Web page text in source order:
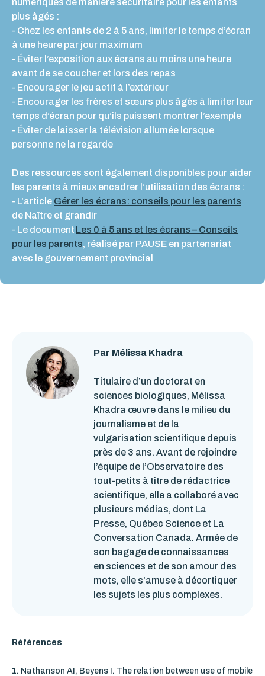
plus âgés :
- Chez les enfants de 2 à 5 ans, limiter le temps d’écran
à une heure par jour maximum
- Éviter l’exposition aux écrans au moins une heure
avant de se coucher et lors des repas
- Encourager le jeu actif à l’extérieur
- Encourager les frères et sœurs plus âgés à limiter leur
temps d’écran pour qu’ils puissent montrer l’exemple
- Éviter de laisser la télévision allumée lorsque
personne ne la regarde
Des ressources sont également disponibles pour aider
les parents à mieux encadrer l’utilisation des écrans :
- L’article Gérer les écrans: conseils pour les parents
de Naître et grandir
- Le document Les 0 à 5 ans et les écrans – Conseils
pour les parents, réalisé par PAUSE en partenariat
avec le gouvernement provincial
Par Mélissa Khadra
Titulaire d’un doctorat en
sciences biologiques, Mélissa
Khadra œuvre dans le milieu du
journalisme et de la
vulgarisation scientifique depuis
près de 3 ans. Avant de rejoindre
l’équipe de l’Observatoire des
tout-petits à titre de rédactrice
scientifique, elle a collaboré avec
plusieurs médias, dont La
Presse, Québec Science et La
Conversation Canada. Armée de
son bagage de connaissances
en sciences et de son amour des
mots, elle s’amuse à décortiquer
les sujets les plus complexes.
Références
1. Nathanson AI, Beyens I. The relation between use of mobile